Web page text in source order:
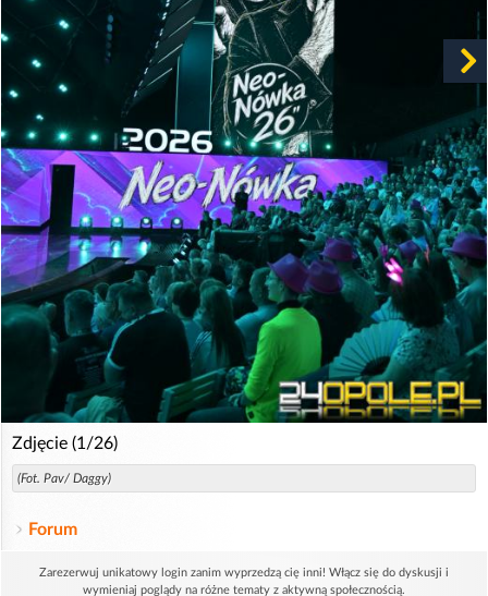
Zdjęcie (1/26)
(Fot. Pav/ Daggy)
Forum
Zarezerwuj unikatowy login zanim wyprzedzą cię inni! Włącz się do dyskusji i
wymieniaj poglądy na różne tematy z aktywną społecznością.